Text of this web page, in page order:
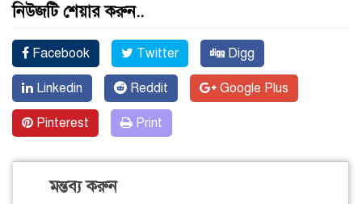
নিউজটি শেয়ার করুন..
Facebook Twitter Digg
Linkedin Reddit Google Plus
Pinterest Print
মন্তব্য করুন